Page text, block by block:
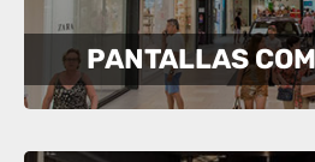
PANTALLAS